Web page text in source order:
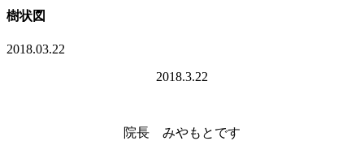
樹状図
2018.03.22
2018.3.22
院長 みやもとです